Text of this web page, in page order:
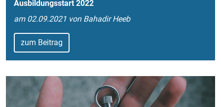
Ausbildungsstart 2022
am 02.09.2021 von Bahadir Heeb
zum Beitrag